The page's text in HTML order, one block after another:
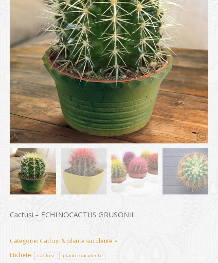
Cactuși – ECHINOCACTUS GRUSONII
Categorie: Cactuși & plante suculente
Etichete:
cactuși plante suculente